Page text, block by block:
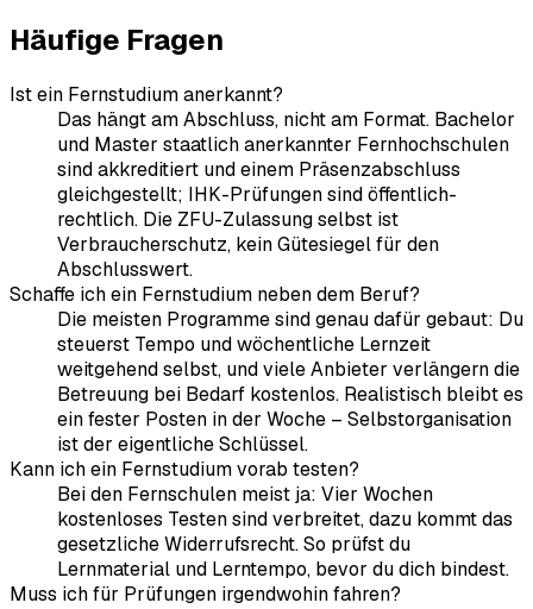
Häufige Fragen
Ist ein Fernstudium anerkannt?
Das hängt am Abschluss, nicht am Format. Bachelor
und Master staatlich anerkannter Fernhochschulen
sind akkreditiert und einem Präsenzabschluss
gleichgestellt; IHK-Prüfungen sind öffentlich-
rechtlich. Die ZFU-Zulassung selbst ist
Verbraucherschutz, kein Gütesiegel für den
Abschlusswert.
Schaffe ich ein Fernstudium neben dem Beruf?
Die meisten Programme sind genau dafür gebaut: Du
steuerst Tempo und wöchentliche Lernzeit
weitgehend selbst, und viele Anbieter verlängern die
Betreuung bei Bedarf kostenlos. Realistisch bleibt es
ein fester Posten in der Woche – Selbstorganisation
ist der eigentliche Schlüssel.
Kann ich ein Fernstudium vorab testen?
Bei den Fernschulen meist ja: Vier Wochen
kostenloses Testen sind verbreitet, dazu kommt das
gesetzliche Widerrufsrecht. So prüfst du
Lernmaterial und Lerntempo, bevor du dich bindest.
Muss ich für Prüfungen irgendwohin fahren?